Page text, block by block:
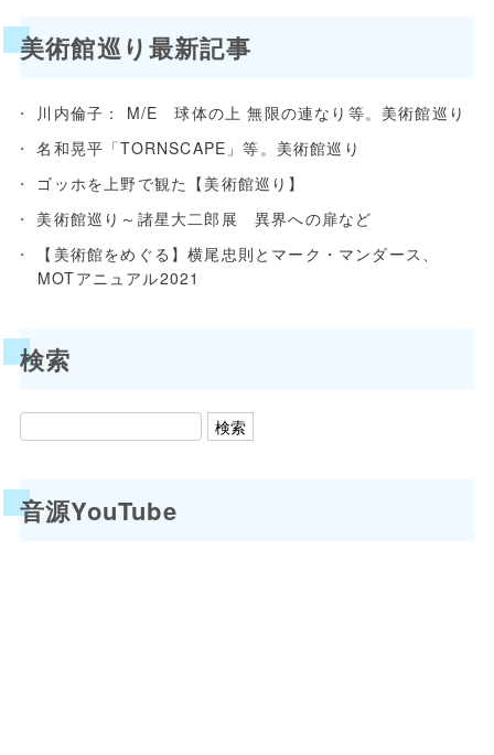
美術館巡り最新記事
川内倫子： M/E 球体の上 無限の連なり等。美術館巡り
名和晃平「TORNSCAPE」等。美術館巡り
ゴッホを上野で観た【美術館巡り】
美術館巡り～諸星大二郎展 異界への扉など
【美術館をめぐる】横尾忠則とマーク・マンダース、
MOTアニュアル2021
検索
音源YouTube